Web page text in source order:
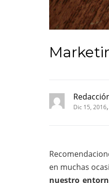
Dic 15, 2016,
en muchas
nuestro